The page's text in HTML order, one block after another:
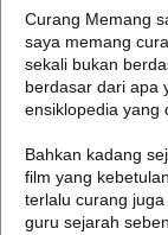
Curang Memang
saya memang
sekali bukan
berdasar dari apa
ensiklopedia yang
Bahkan kadang
film yang
terlalu curang
guru sejarah